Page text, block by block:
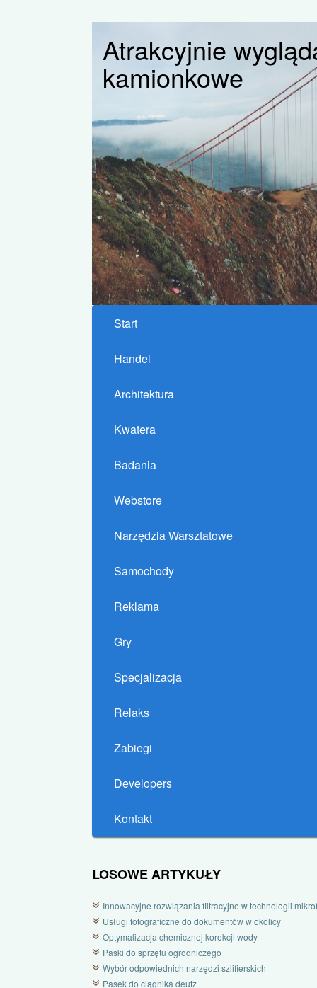
Atrakcyjnie
kamionkowe
Start
Handel
Architektura
Kwatera
Badania
Webstore
Narzędzia Warsztatowe
Samochody
Reklama
Gry
Specjalizacja
Relaks
Zabiegi
Developers
Kontakt
LOSOWE ARTYKUŁY
Innowacyjne rozwiązania filtracyjne w technologii
Usługi fotograficzne do dokumentów w okolicy
Optymalizacja chemicznej korekcji wody
Paski do sprzętu ogrodniczego
Wybór odpowiednich narzędzi szlifierskich
Pasek do ciągnika deutz